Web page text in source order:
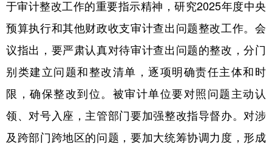
地方频道
北京 天津 河北 山西
辽宁 吉林 上海 江苏
于审计整改工作的重要指示精神，研究2025年度中央
预算执行和其他财政收支审计查出问题整改工作。会
议指出，要严肃认真对待审计查出问题的整改，分门
别类建立问题和整改清单，逐项明确责任主体和时
限，确保整改到位。被审计单位要对照问题主动认
领、对号入座，主管部门要加强整改指导督办。对涉
及跨部门跨地区的问题，要加大统筹协调力度，形成